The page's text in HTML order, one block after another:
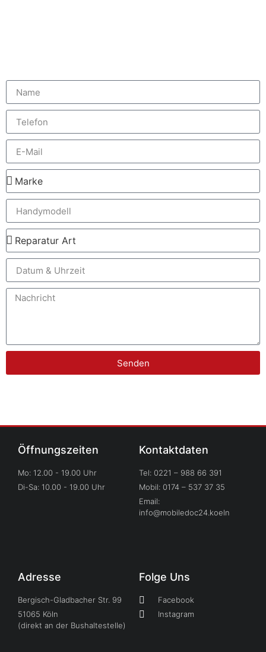
Senden
Öffnungszeiten
Mo: 12.00 - 19.00 Uhr
Di-Sa: 10.00 - 19.00 Uhr
Kontaktdaten
Tel: 0221 – 988 66 391
Mobil: 0174 – 537 37 35
Email:
info@mobiledoc24.koeln
Adresse
Bergisch-Gladbacher Str. 99
51065 Köln
(direkt an der Bushaltestelle)
Folge Uns
Facebook
Instagram